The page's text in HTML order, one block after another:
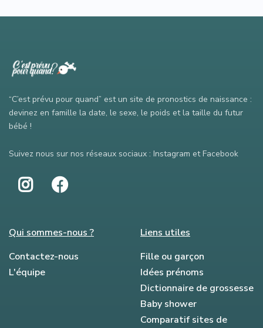
“C’est prévu pour quand” est un site de pronostics de naissance :
devinez en famille la date, le sexe, le poids et la taille du futur
bébé !
Suivez nous sur nos réseaux sociaux : Instagram et Facebook
Qui sommes-nous ?
Contactez-nous
L'équipe
Liens utiles
Fille ou garçon
Idées prénoms
Dictionnaire de grossesse
Baby shower
Comparatif sites de